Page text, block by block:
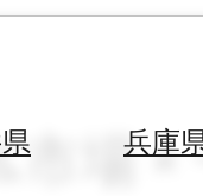
兵庫
場